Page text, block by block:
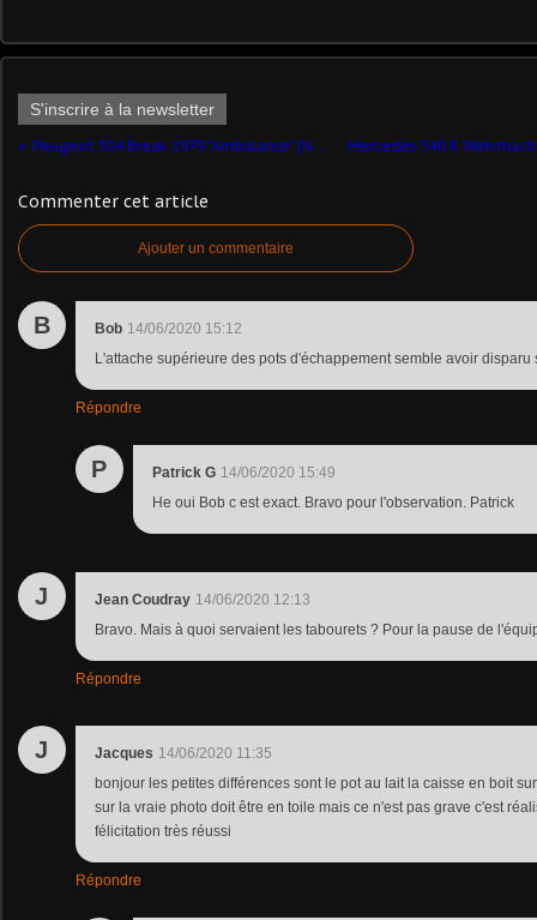
S'inscrire à la newsletter
Peugeot 504 Break 1979 "Ambulance" (Norev)
Commenter cet article
Ajouter un commentaire
B Bob 14/06/2020 15:12
L'attache supérieure des pots d'échappement semble avoir
Répondre
P Patrick G 14/06/2020 15:49
He oui Bob c est exact. Bravo pour l'observation. Patrick
J Jean Coudray 14/06/2020 12:13
Bravo. Mais à quoi servaient les tabourets ? Pour la pause de
Répondre
J Jacques 14/06/2020 11:35
bonjour les petites différences sont le pot au lait la caisse en boit
sur la vraie photo doit être en toile mais ce n'est pas grave c'est
félicitation très réussi
Répondre